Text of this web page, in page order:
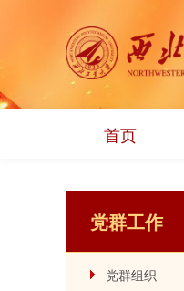
首页
党群工作
党群组织